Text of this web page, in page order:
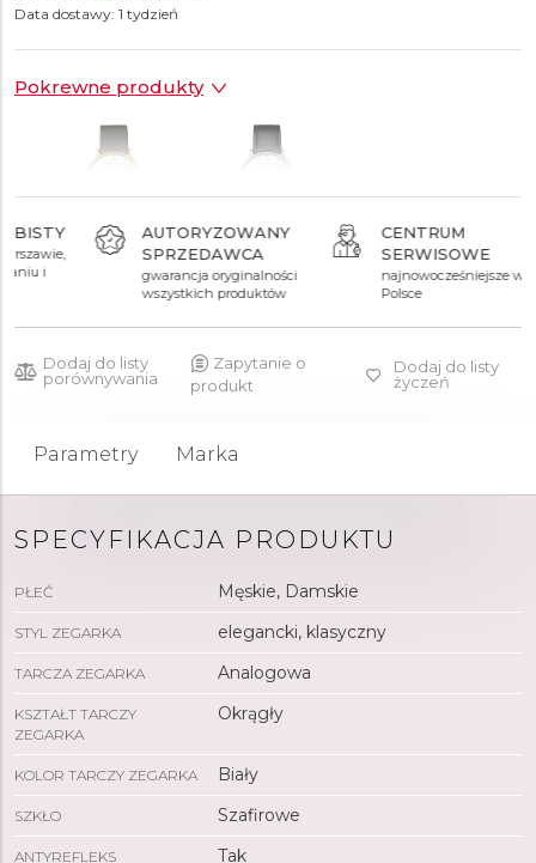
Data dostawy: 1 tydzień
Pokrewne produkty
5 940 zł 5 480 zł
AUTORYZOWANY
SPRZEDAWCA
gwarancja oryginalności
wszystkich produktów
CENTRUM
SERWISOWE
najnowocześniejsze w
Dodaj do listy
porównywania
Zapytanie o
produkt
Dodaj do listy
życzeń
Parametry Marka
SPECYFIKACJA PRODUKTU
PŁEĆ Męskie, Damskie
STYL ZEGARKA elegancki, klasyczny
TARCZA ZEGARKA Analogowa
KSZTAŁT TARCZY
ZEGARKA
Okrągły
KOLOR TARCZY ZEGARKA Biały
SZKŁO Szafirowe
ANTYREFLEKS Tak